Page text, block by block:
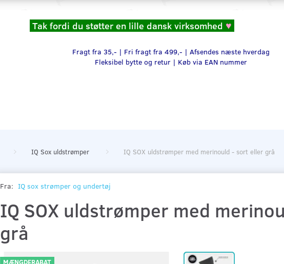
Tak fordi du støtter en lille dansk virksomhed ♥
Fragt fra 35,- | Fri fragt fra 499,- | Afsendes næste hverdag
Fleksibel bytte og retur | Køb via EAN nummer
IQ Sox uldstrømper IQ SOX uldstrømper med merinould - sort eller grå
Fra: IQ sox strømper og undertøj
IQ SOX uldstrømper med
grå
MÆNGDERABAT